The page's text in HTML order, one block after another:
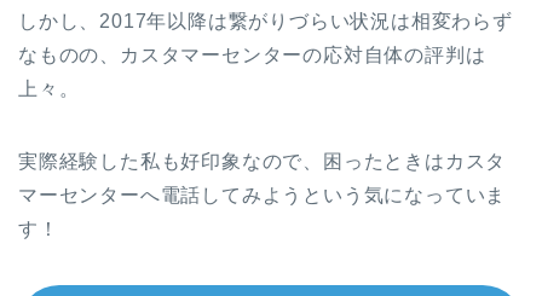
しかし、2017年以降は繋がりづらい状況は相変わらず
なものの、カスタマーセンターの応対自体の評判は
上々。
実際経験した私も好印象なので、困ったときはカスタ
マーセンターへ電話してみようという気になっていま
す！